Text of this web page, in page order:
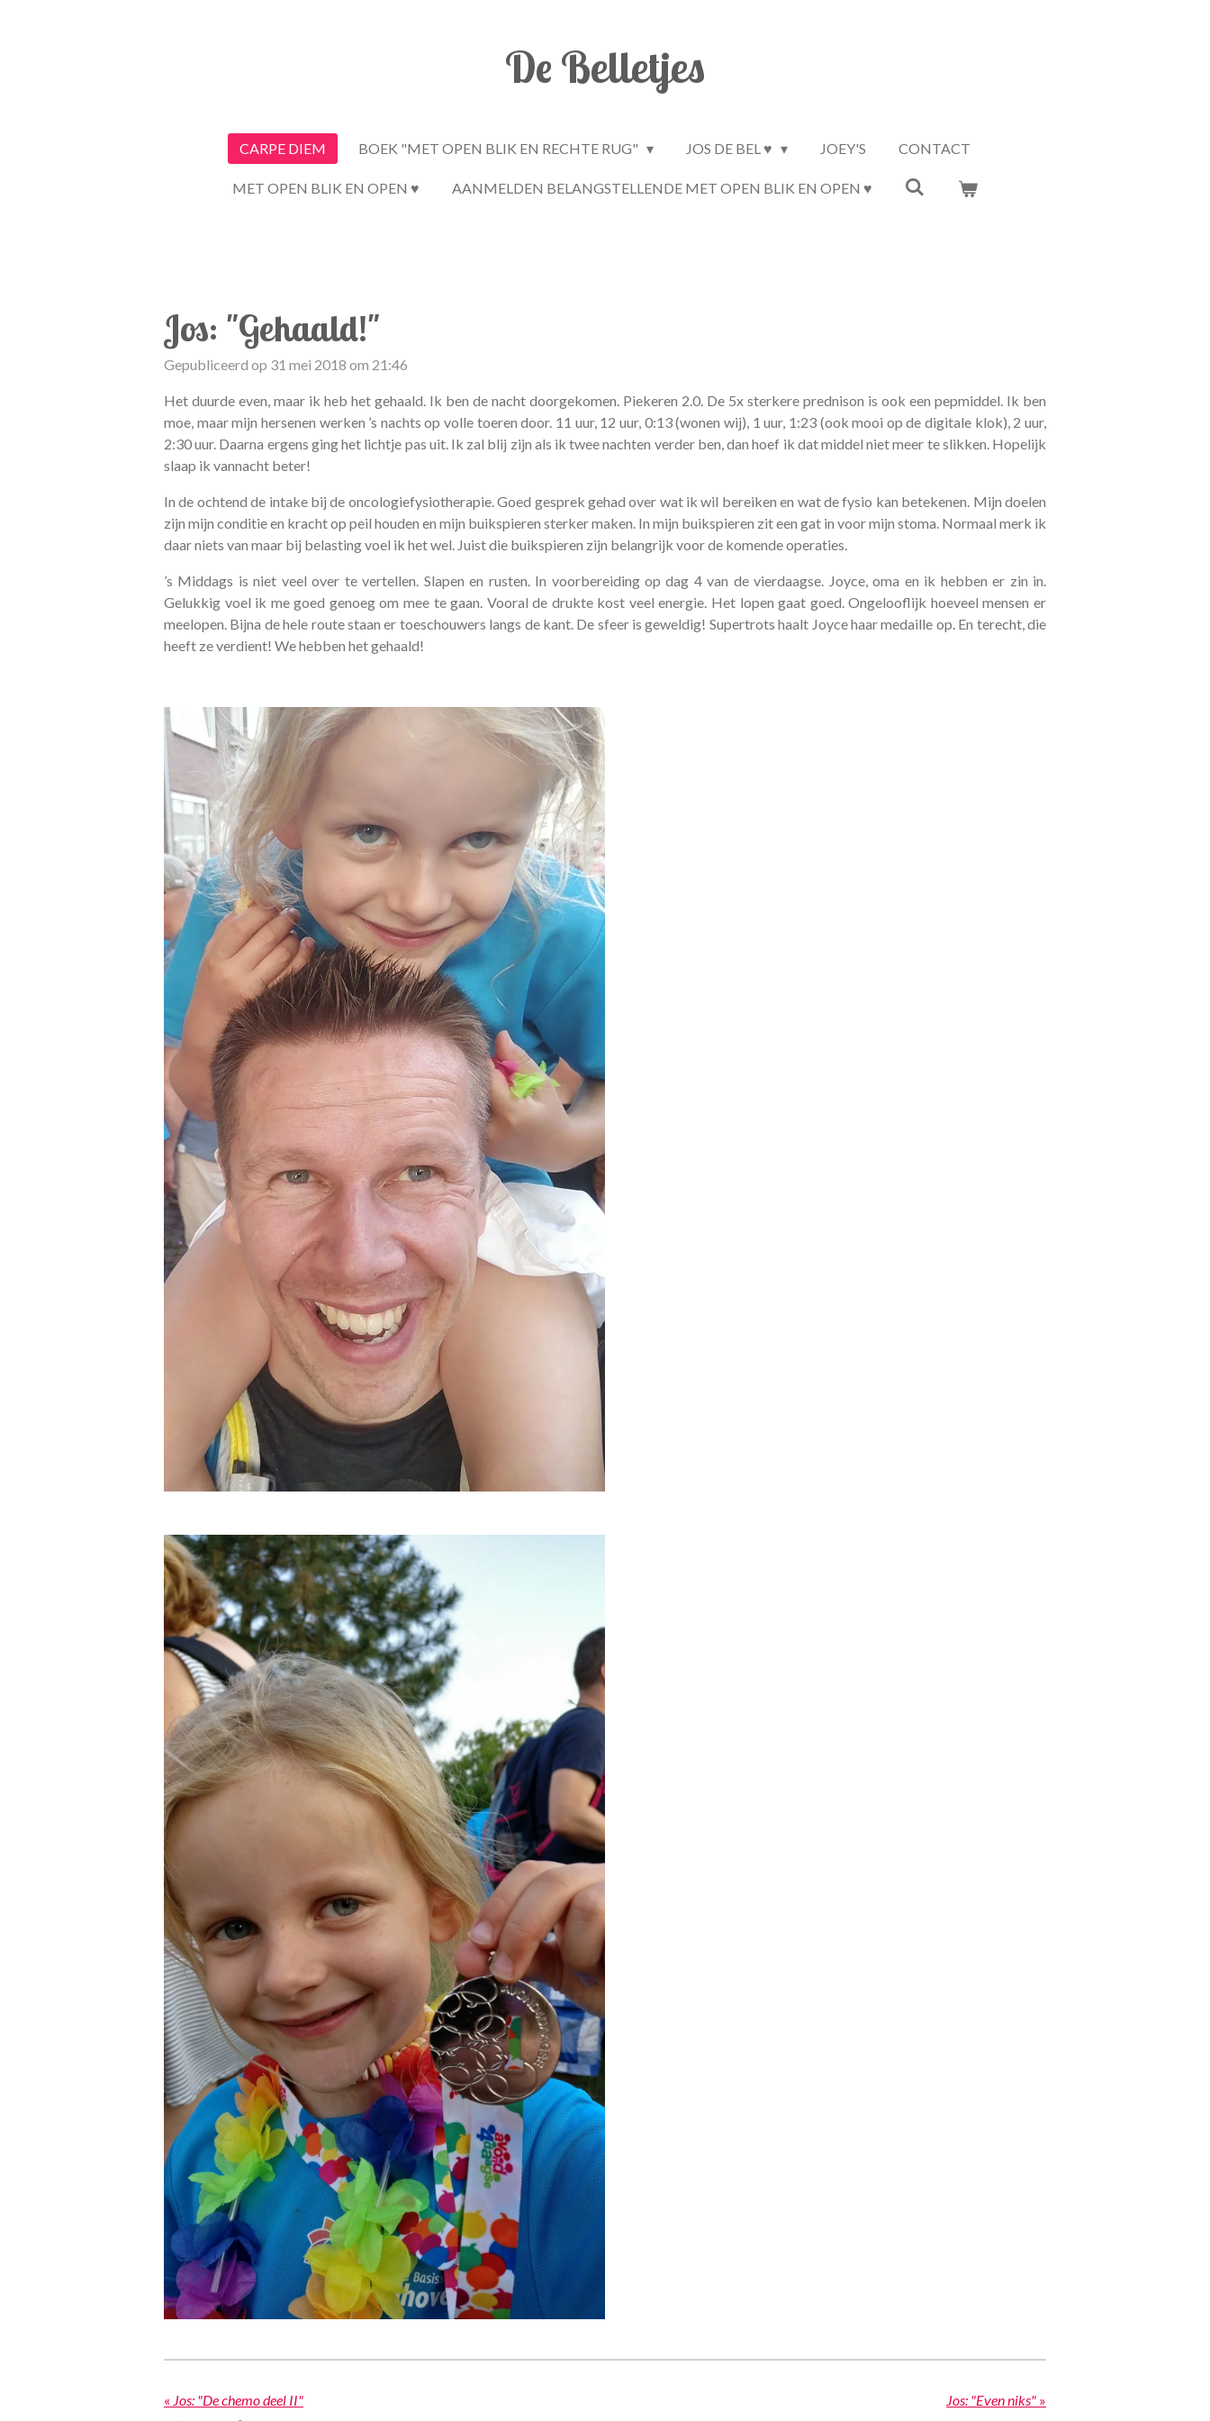
De Belletjes
CARPE DIEM BOEK "MET OPEN BLIK EN RECHTE RUG" JOS DE BEL ♥ JOEY'S CONTACT
MET OPEN BLIK EN OPEN ♥ AANMELDEN BELANGSTELLENDE MET OPEN BLIK EN OPEN ♥
Jos: "Gehaald!"
Gepubliceerd op 31 mei 2018 om 21:46
Het duurde even, maar ik heb het gehaald. Ik ben de nacht doorgekomen. Piekeren 2.0. De 5x sterkere prednison is ook een pepmiddel. Ik ben
moe, maar mijn hersenen werken ’s nachts op volle toeren door. 11 uur, 12 uur, 0:13 (wonen wij), 1 uur, 1:23 (ook mooi op de digitale klok), 2 uur,
2:30 uur. Daarna ergens ging het lichtje pas uit. Ik zal blij zijn als ik twee nachten verder ben, dan hoef ik dat middel niet meer te slikken. Hopelijk
slaap ik vannacht beter!
In de ochtend de intake bij de oncologiefysiotherapie. Goed gesprek gehad over wat ik wil bereiken en wat de fysio kan betekenen. Mijn doelen
zijn mijn conditie en kracht op peil houden en mijn buikspieren sterker maken. In mijn buikspieren zit een gat in voor mijn stoma. Normaal merk ik
daar niets van maar bij belasting voel ik het wel. Juist die buikspieren zijn belangrijk voor de komende operaties.
’s Middags is niet veel over te vertellen. Slapen en rusten. In voorbereiding op dag 4 van de vierdaagse. Joyce, oma en ik hebben er zin in.
Gelukkig voel ik me goed genoeg om mee te gaan. Vooral de drukte kost veel energie. Het lopen gaat goed. Ongelooflijk hoeveel mensen er
meelopen. Bijna de hele route staan er toeschouwers langs de kant. De sfeer is geweldig! Supertrots haalt Joyce haar medaille op. En terecht, die
heeft ze verdient! We hebben het gehaald!
« Jos: "De chemo deel II" Jos: "Even niks" »